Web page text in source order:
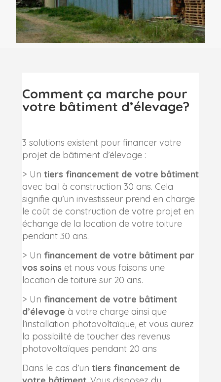
Comment ça marche pour
votre bâtiment d’élevage?
3 solutions existent pour financer votre
projet de bâtiment d’élevage :
> Un tiers financement de votre bâtiment
avec bail à construction 30 ans. Cela
signifie qu’un investisseur prend en charge
le coût de construction de votre projet en
échange de la location de votre toiture
pendant 30 ans.
> Un financement de votre bâtiment par
vos soins et nous vous faisons une
location de toiture sur 20 ans.
> Un financement de votre bâtiment
d’élevage à votre charge ainsi que
l’installation photovoltaïque, et vous aurez
la possibilité de toucher des revenus
photovoltaïques pendant 20 ans
Dans le cas d’un tiers financement de